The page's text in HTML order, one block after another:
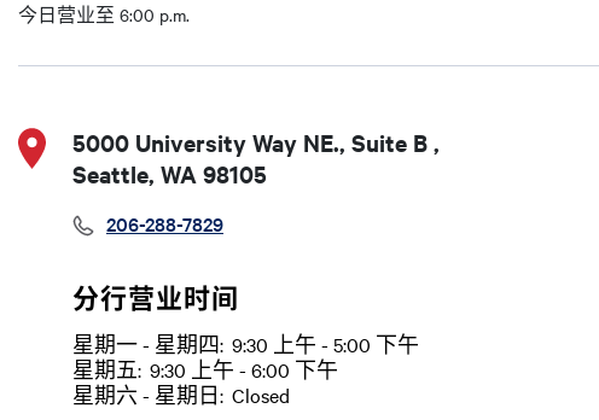
今日营业至 6:00 p.m.
5000 University Way NE., Suite B ,
Seattle, WA 98105
206-288-7829
分行营业时间
日
Time slot
星期一 - 星期四: 9:30 上午 - 5:00 下午
星期五: 9:30 上午 - 6:00 下午
星期六 - 星期日: Closed